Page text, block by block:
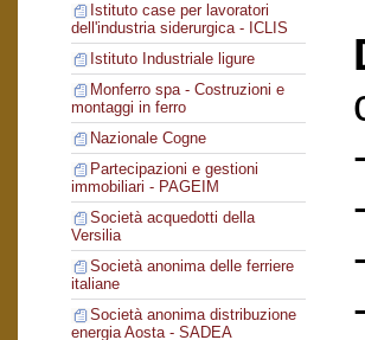
Istituto case per lavoratori
dell'industria siderurgica - ICLIS
Istituto Industriale ligure
Monferro spa - Costruzioni e
montaggi in ferro
Nazionale Cogne
Partecipazioni e gestioni
immobiliari - PAGEIM
Società acquedotti della
Versilia
Società anonima delle ferriere
italiane
Società anonima distribuzione
energia Aosta - SADEA